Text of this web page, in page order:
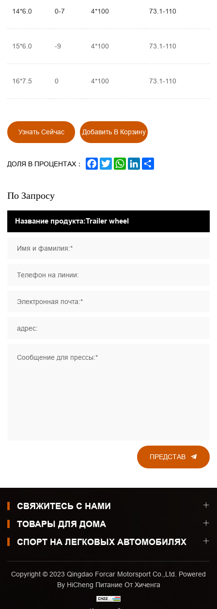
14*6.0 0-7 4*100 73.1-110
15*6.0 -9 4*100 73.1-110
16*7.5 0 4*100 73.1-110
Узнать Сейчас Добавить В Корзину
ДОЛЯ В ПРОЦЕНТАХ： FACEBOOK
TWITTERWHATSAPP
LINKEDIN
По Запросу
Имя и фамилия:*
Телефон на линии:
Электронная почта:*
адрес:
Сообщение для прессы:*
ПРЕДСТАВ
СВЯЖИТЕСЬ С НАМИ
ТОВАРЫ ДЛЯ ДОМА
СПОРТ НА ЛЕГКОВЫХ АВТОМОБИЛЯХ
Copyright © 2023 Qingdao Forcar Motorsport Co.,Ltd. Powered
By HiCheng Питание От Хиченга